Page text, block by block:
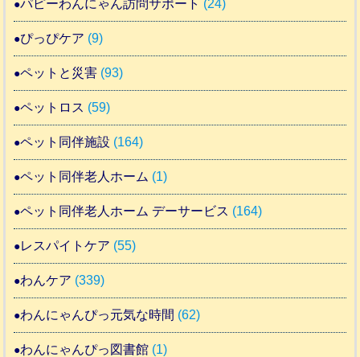
パピーわんにゃん訪問サポート (24)
ぴっぴケア (9)
ペットと災害 (93)
ペットロス (59)
ペット同伴施設 (164)
ペット同伴老人ホーム (1)
ペット同伴老人ホーム デーサービス (164)
レスパイトケア (55)
わんケア (339)
わんにゃんぴっ元気な時間 (62)
わんにゃんぴっ図書館 (1)